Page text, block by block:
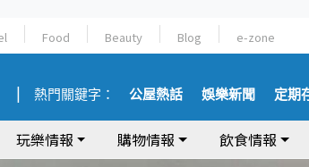
Food Beauty Blog e-zone
熱門關鍵字： 公屋熱話 娛樂新聞 定期
玩樂情報 購物情報 飲食情報